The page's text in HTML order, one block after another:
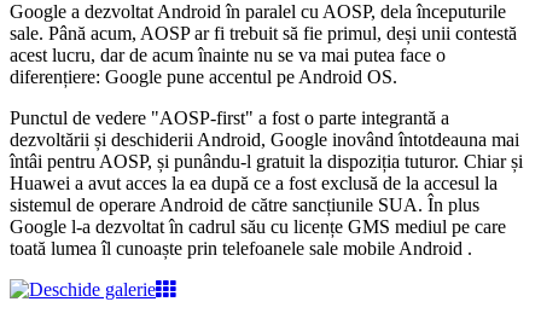
Google a dezvoltat Android în paralel cu AOSP, dela începuturile
sale. Până acum, AOSP ar fi trebuit să fie primul, deși unii contestă
acest lucru, dar de acum înainte nu se va mai putea face o
diferențiere: Google pune accentul pe Android OS.
Punctul de vedere "AOSP-first" a fost o parte integrantă a
dezvoltării și deschiderii Android, Google inovând întotdeauna mai
întâi pentru AOSP, și punându-l gratuit la dispoziția tuturor. Chiar și
Huawei a avut acces la ea după ce a fost exclusă de la accesul la
sistemul de operare Android de către sancțiunile SUA. În plus
Google l-a dezvoltat în cadrul său cu licențe GMS mediul pe care
toată lumea îl cunoaște prin telefoanele sale mobile Android .